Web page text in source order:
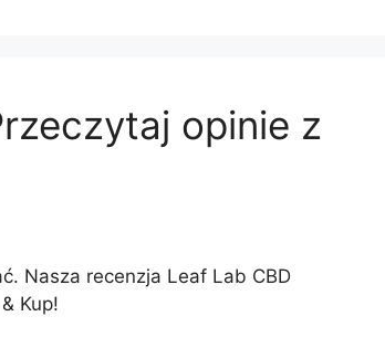
opinie z
Nasza recenzja Leaf Lab CBD
Kup!